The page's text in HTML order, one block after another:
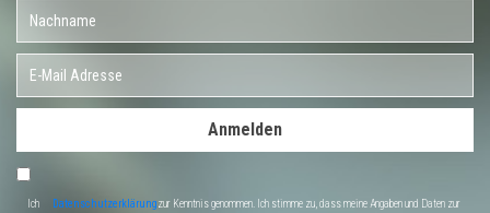
Anmelden
Ich
Datenschutzerklärungzur Kenntnis genommen. Ich stimme zu, dass meine Angaben und Daten zur